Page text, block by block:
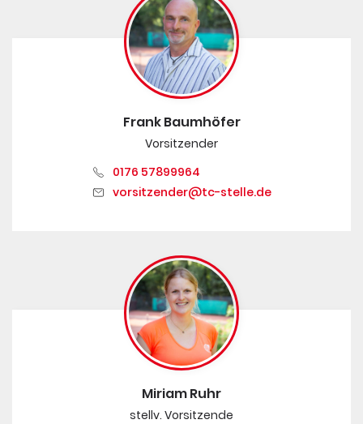
Frank Baumhöfer
Vorsitzender
0176 57899964
vorsitzender@tc-stelle.de
Miriam Ruhr
stellv. Vorsitzende